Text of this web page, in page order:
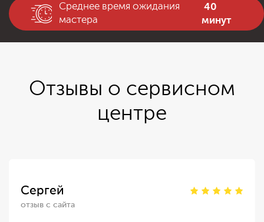
Среднее время ожидания
мастера
40
минут
Отзывы о сервисном
центре
Сергей
отзыв с сайта